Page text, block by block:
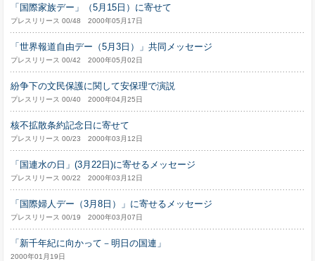
「国際家族デー」（5月15日）に寄せて
プレスリリース 00/48 2000年05月17日
「世界報道自由デー（5月3日）」共同メッセージ
プレスリリース 00/42 2000年05月02日
紛争下の文民保護に関して安保理で演説
プレスリリース 00/40 2000年04月25日
核不拡散条約記念日に寄せて
プレスリリース 00/23 2000年03月12日
「国連水の日」(3月22日)に寄せるメッセージ
プレスリリース 00/22 2000年03月12日
「国際婦人デー（3月8日）」に寄せるメッセージ
プレスリリース 00/19 2000年03月07日
「新千年紀に向かって－明日の国連」
2000年01月19日